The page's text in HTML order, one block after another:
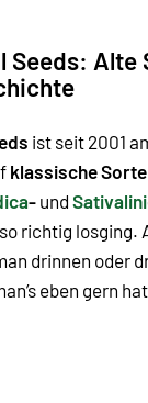
Seeds:
ist seit 2001
klassische
- und
richtig losging.
drinnen oder
eben gern